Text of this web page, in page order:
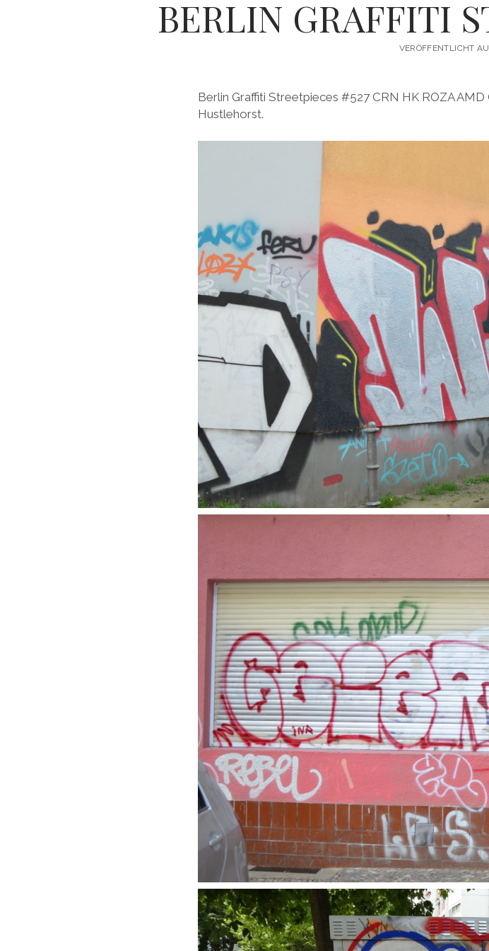
BERLIN GRAFFITI
VERÖFFENTLICHT
Berlin Graffiti Streetpieces #527 CRN HK ROZA
Hustlehorst.